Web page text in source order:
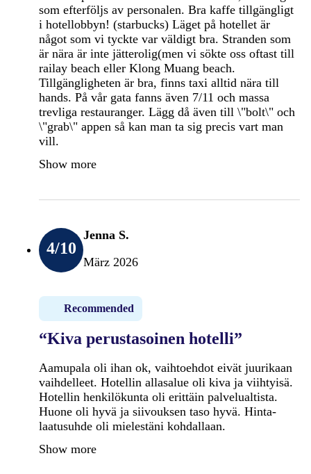
som efterföljs av personalen. Bra kaffe tillgängligt
i hotellobbyn! (starbucks) Läget på hotellet är
något som vi tyckte var väldigt bra. Stranden som
är nära är inte jätterolig(men vi sökte oss oftast till
railay beach eller Klong Muang beach.
Tillgängligheten är bra, finns taxi alltid nära till
hands. På vår gata fanns även 7/11 och massa
trevliga restauranger. Lägg då även till \"bolt\" och
\"grab\" appen så kan man ta sig precis vart man
vill.
Show more
4/10
Jenna S.
März 2026
Recommended
“Kiva perustasoinen hotelli”
Aamupala oli ihan ok, vaihtoehdot eivät juurikaan
vaihdelleet. Hotellin allasalue oli kiva ja viihtyisä.
Hotellin henkilökunta oli erittäin palvelualtista.
Huone oli hyvä ja siivouksen taso hyvä. Hinta-
laatusuhde oli mielestäni kohdallaan.
Show more